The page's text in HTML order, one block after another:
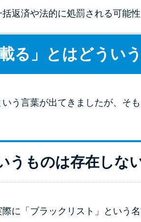
返済や法的に処罰される可能
る」とはどうい
う言葉が出てきましたが、そ
うものは存在しな
に「ブラックリスト」という